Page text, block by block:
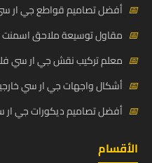
📅 أفضل تصاميم قواطع جي ار سي
📅 مقاول توسيعة ملاحق اسمنت
📅 معلم تركيب نقش جي ار سي
📅 أشكال واجهات جي ار سي
📅 أفضل تصاميم ديكورات جي ار
الأقسام